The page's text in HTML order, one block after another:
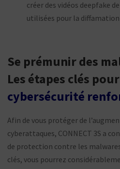
créer des vidéos deepfake
utilisées pour la
Se prémunir des
Les étapes clés
cybersécurité
Afin de vous protéger de
cyberattaques, CONNECT 3S a
de protection contre les
clés, vous pourrez